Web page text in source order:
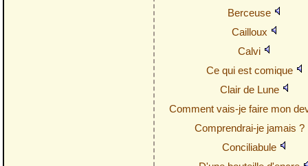
Berceuse
Cailloux
Calvi
Ce qui est comique
Clair de Lune
Comment vais-je faire mon
Comprendrai-je jamais ?
Conciliabule